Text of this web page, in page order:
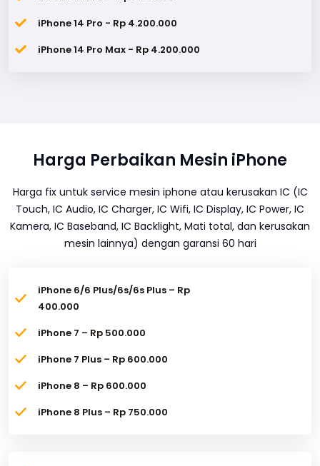
iPhone 14 Pro - Rp 4.200.000
iPhone 14 Pro Max - Rp 4.200.000
Harga Perbaikan Mesin iPhone
Harga fix untuk service mesin iphone atau kerusakan IC (IC
Touch, IC Audio, IC Charger, IC Wifi, IC Display, IC Power, IC
Kamera, IC Baseband, IC Backlight, Mati total, dan kerusakan
mesin lainnya) dengan garansi 60 hari
iPhone 6/6 Plus/6s/6s Plus – Rp
400.000
iPhone 7 – Rp 500.000
iPhone 7 Plus – Rp 600.000
iPhone 8 – Rp 600.000
iPhone 8 Plus – Rp 750.000